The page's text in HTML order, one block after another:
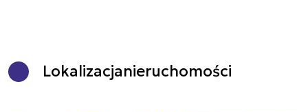
Lokalizacjanieruchomości